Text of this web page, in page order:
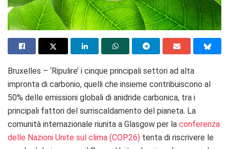
Bruxelles – ‘Ripulire’ i cinque principali settori ad alta
impronta di carbonio, quelli che insieme contribuiscono al
50% delle emissioni globali di anidride carbonica, tra i
principali fattori del surriscaldamento del pianeta. La
comunità internazionale riunita a Glasgow per la conferenza
delle Nazioni Unite sul clima (COP26) tenta di riscrivere le